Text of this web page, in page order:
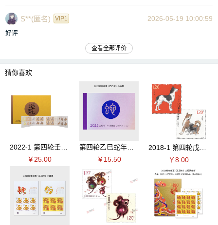
S**(匿名) VIP1 2026-05-19 10:00:59
好评
查看全部评价
猜你喜欢
￥25.00
第四轮乙巳蛇年生肖邮票 小本票
￥15.50
￥8.00